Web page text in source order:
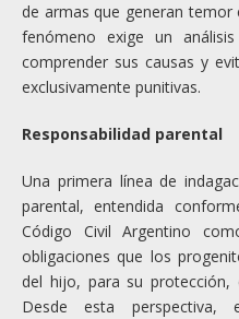
de armas que generan temor
fenómeno exige un
comprender sus causas y
exclusivamente punitivas.
Responsabilidad parental
Una primera línea de
parental, entendida
Código Civil Argentino
obligaciones que los
del hijo, para su protección,
Desde esta